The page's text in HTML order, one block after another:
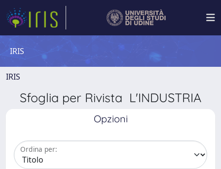
IRIS
IRIS
Sfoglia per Rivista L'INDUSTRIA
Opzioni
Ordina per: